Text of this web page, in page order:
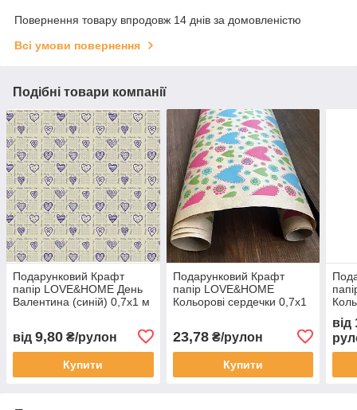
Повернення товару впродовж 14 днів за домовленістю
Всі умови повернення
Подібні товари компанії
Подарунковий Крафт
папір LOVE&HOME День
Валентина (синій) 0,7х1 м
від 9,80 ₴/рулон
Купити
Подарунковий Крафт
папір LOVE&HOME
Кольорові сердечки 0,7х1
23,78₴/рулон
Купити
від